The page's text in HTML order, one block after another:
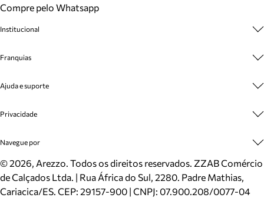
Compre pelo Whatsapp
Institucional
Cashback
Venda Corporativa
Mapa do Site
Inverno
Mundo Arezzo
Franquias
Plano de Negócio
Ajuda e suporte
Cadastro
Meus Pedidos
Trocas e Devoluções
Cartão Presente
Localizador de lojas
Privacidade
Politica e Privacidade
Navegue por
Sapatos
Bolsas
Scarpins
©2026, Arezzo. Todos os direitos reservados. ZZAB Comércio
de Calçados Ltda. | Rua África do Sul, 2280. Padre Mathias,
Cariacica/ES. CEP: 29157-900 | CNPJ: 07.900.208/0077-04